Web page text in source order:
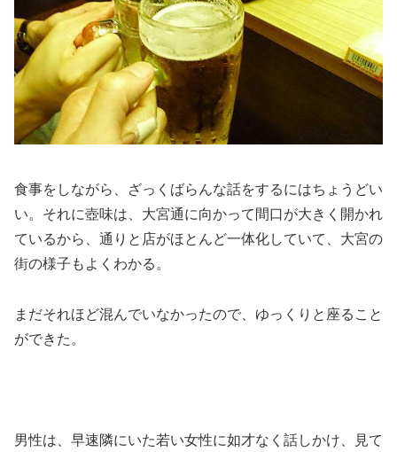
食事をしながら、ざっくばらんな話をするにはちょうどい
い。それに壺味は、大宮通に向かって間口が大きく開かれ
ているから、通りと店がほとんど一体化していて、大宮の
街の様子もよくわかる。
まだそれほど混んでいなかったので、ゆっくりと座ること
ができた。
男性は、早速隣にいた若い女性に如才なく話しかけ、見て